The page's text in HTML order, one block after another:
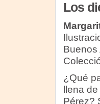
Los
Buenos
¿Qué
llena
Pérez?